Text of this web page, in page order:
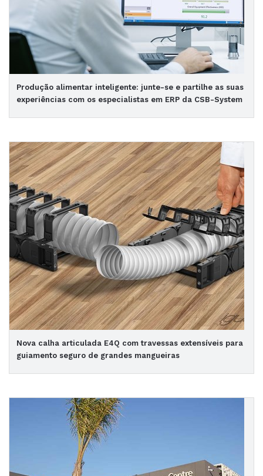
Produção alimentar inteligente: junte-se e partilhe as suas
experiências com os especialistas em ERP da CSB-System
Nova calha articulada E4Q com travessas extensíveis para
guiamento seguro de grandes mangueiras